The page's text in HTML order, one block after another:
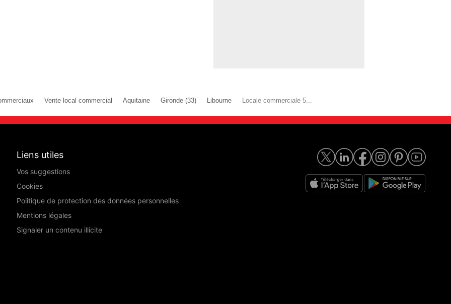
Vente local commercial Aquitaine Gironde (33) Libourne Locale commerciale 5...
Liens utiles
Vos suggestions
Cookies
Politique de protection des données personnelles
Mentions légales
Signaler un contenu illicite